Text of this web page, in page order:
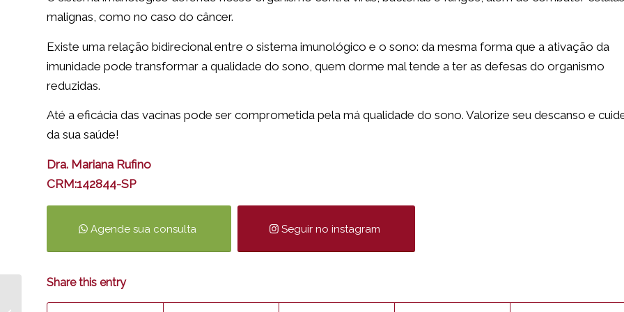
malignas, como no caso do câncer.
Existe uma relação bidirecional entre o sistema imunológico e o sono: da mesma forma que a ativação da
imunidade pode transformar a qualidade do sono, quem dorme mal tende a ter as defesas do organismo
reduzidas.
Até a eficácia das vacinas pode ser comprometida pela má qualidade do sono. Valorize seu descanso e
da sua saúde!
Dra. Mariana Rufino
CRM:142844-SP
Agende sua consulta Seguir no instagram
Share this entry
Você conhece os tipos